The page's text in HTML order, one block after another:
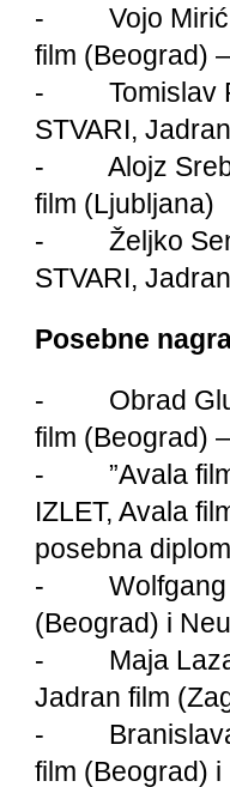
- Vojo Mirić
film (Beograd)
- Tomislav
STVARI,
- Alojz
film (Ljubljana)
- Željko
STVARI,
Posebne
- Obrad
film (Beograd)
- ”Avala film”
IZLET, Avala
posebna
- Wolfgang
(Beograd) i
- Maja
Jadran film
- Branislava
film (Beograd)